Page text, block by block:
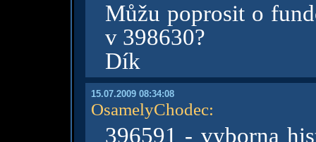
Můžu poprosit o
v 398630?
Dík
15.07.2009 08:34:08
OsamelyChodec:
396591 - vyborna